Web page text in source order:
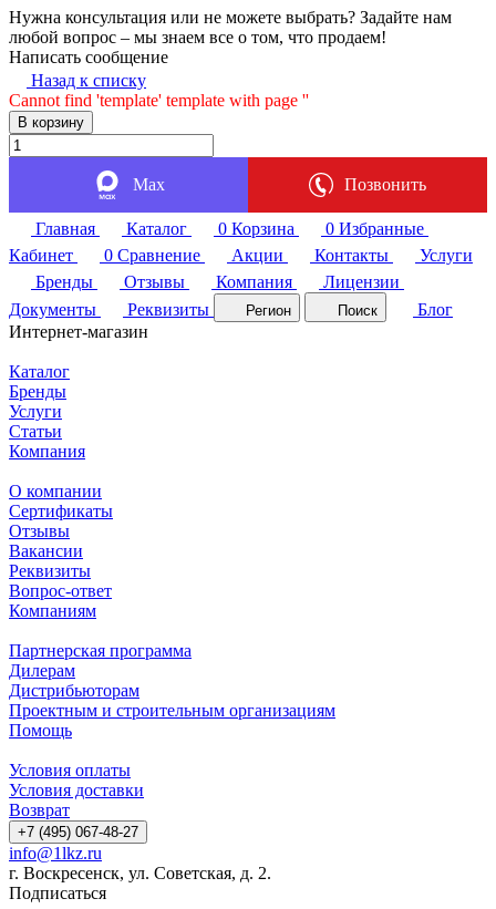
Нужна консультация или не можете выбрать? Задайте нам
любой вопрос – мы знаем все о том, что продаем!
Написать сообщение
Назад к списку
Cannot find 'template' template with page ''
В корзину
Max Позвонить
Главная Каталог 0 Корзина 0 Избранные
Кабинет
0 Сравнение Акции Контакты
Услуги
Бренды
Отзывы Компания
Лицензии
Документы
Реквизиты Регион Поиск
Блог
Интернет-магазин
Каталог
Бренды
Услуги
Статьи
Компания
О компании
Сертификаты
Отзывы
Вакансии
Реквизиты
Вопрос-ответ
Компаниям
Партнерская программа
Дилерам
Дистрибьюторам
Проектным и строительным организациям
Помощь
Условия оплаты
Условия доставки
Возврат
+7 (495) 067-48-27
info@1lkz.ru
г. Воскресенск, ул. Советская, д. 2.
Подписаться